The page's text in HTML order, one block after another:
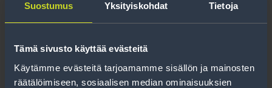
Suostumus Yksityiskohdat Tietoja
Tämä sivusto käyttää evästeitä
Käytämme evästeitä tarjoamamme sisällön ja mainosten
räätälöimiseen, sosiaalisen median ominaisuuksien